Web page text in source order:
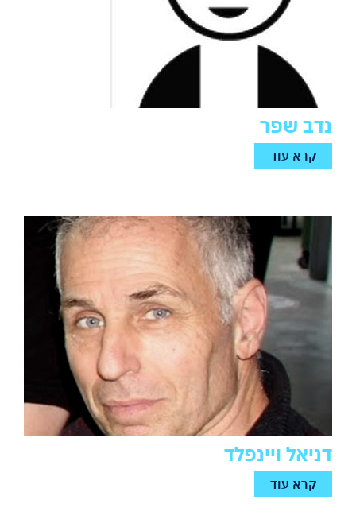
נדב שפר
קרא עוד
דניאל ויינפלד
קרא עוד